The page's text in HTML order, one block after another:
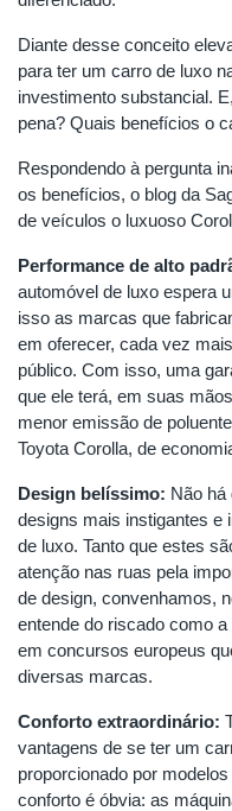
Diante desse conceito
para ter um carro de luxo
investimento substancial.
pena? Quais benefícios o
Respondendo à pergunta
os benefícios, o blog da
de veículos o luxuoso
Performance de alto
automóvel de luxo espera
isso as marcas que
em oferecer, cada vez
público. Com isso, uma
que ele terá, em suas
menor emissão de
Toyota Corolla, de
Design belíssimo: Não
designs mais instigantes e
de luxo. Tanto que estes
atenção nas ruas pela
de design, convenhamos,
entende do riscado como
em concursos europeus
diversas marcas.
Conforto extraordinário:
vantagens de se ter um
proporcionado por
conforto é óbvia: as